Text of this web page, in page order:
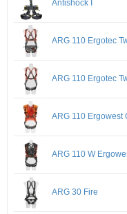
Antishock I
ARG 110 Ergotec
ARG 110 Ergotec
ARG 110 Ergowest
ARG 110 W
ARG 30 Fire